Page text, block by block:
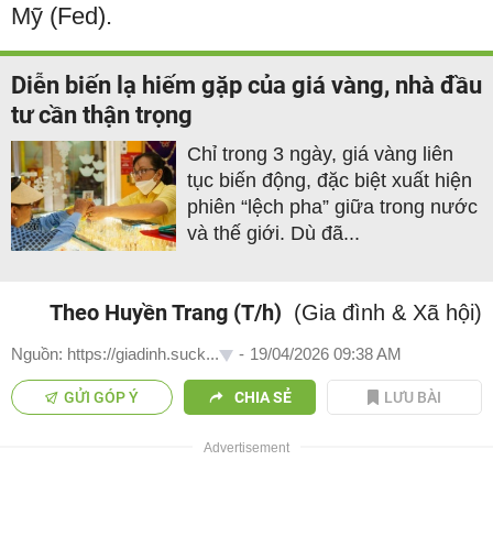
Mỹ (Fed).
Diễn biến lạ hiếm gặp của giá vàng, nhà đầu
tư cần thận trọng
Chỉ trong 3 ngày, giá vàng liên
tục biến động, đặc biệt xuất hiện
phiên “lệch pha” giữa trong nước
và thế giới. Dù đã...
Theo Huyền Trang (T/h) (Gia đình & Xã hội)
Nguồn: https://giadinh.suck... - 19/04/2026 09:38 AM
GỬI GÓP Ý CHIA SẺ LƯU BÀI